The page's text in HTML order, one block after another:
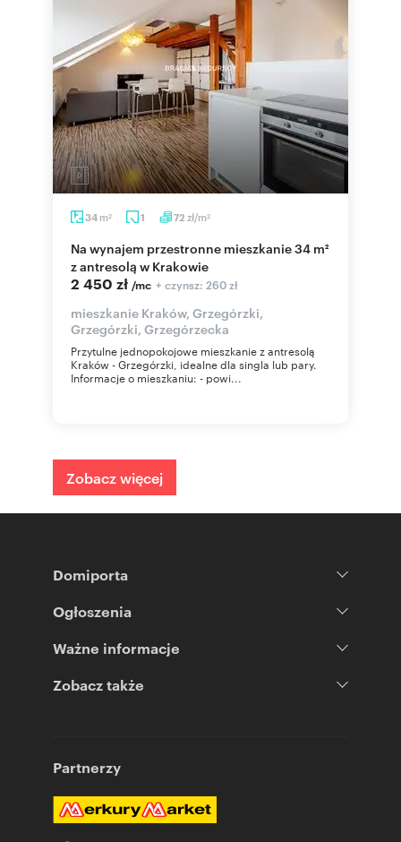
34 m2 1 72 zł/m2
Na wynajem przestronne mieszkanie 34 m²
z antresolą w Krakowie
2 450 zł /mc + czynsz: 260 zł
mieszkanie Kraków, Grzegórzki,
Grzegórzki, Grzegórzecka
Przytulne jednopokojowe mieszkanie z antresolą
Kraków - Grzegórzki, idealne dla singla lub pary.
Informacje o mieszkaniu: - powi...
Zobacz więcej
Domiporta
Ogłoszenia
Ważne informacje
Zobacz także
Partnerzy